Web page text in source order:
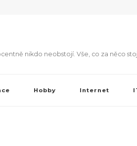
nikdo neobstojí. Vše, co za něco
Hobby Internet